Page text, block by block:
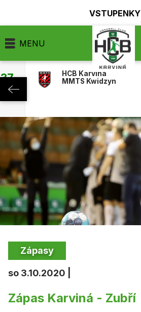
VSTUPENKY
MENU
HCB Karviná
MMTS Kwidzyn
Zápasy
so 3.10.2020 |
Zápas Karviná - Zubří